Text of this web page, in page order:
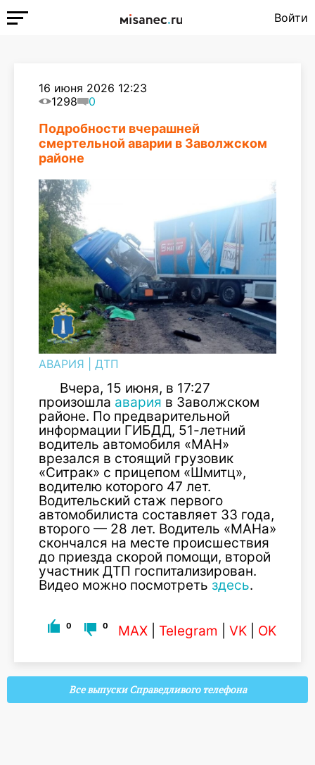
Войти
16 июня 2026 12:23
1298
0
Подробности вчерашней
смертельной аварии в Заволжском
районе
АВАРИЯ ДТП
Вчера, 15 июня, в 17:27
произошла авария в Заволжском
районе. По предварительной
информации ГИБДД, 51-летний
водитель автомобиля «МАН»
врезался в стоящий грузовик
«Ситрак» с прицепом «Шмитц»,
водителю которого 47 лет.
Водительский стаж первого
автомобилиста составляет 33 года,
второго — 28 лет. Водитель «МАНа»
скончался на месте происшествия
до приезда скорой помощи, второй
участник ДТП госпитализирован.
Видео можно посмотреть здесь.
0 0 MAX Telegram VK OK
Все выпуски Справедливого телефона